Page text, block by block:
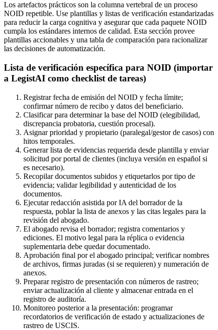
Los artefactos prácticos son la columna vertebral de un proceso
NOID repetible. Use plantillas y listas de verificación estandarizadas
para reducir la carga cognitiva y asegurar que cada paquete NOID
cumpla los estándares internos de calidad. Esta sección provee
plantillas accionables y una tabla de comparación para racionalizar
las decisiones de automatización.
Lista de verificación específica para NOID (importar
a LegistAI como checklist de tareas)
Registrar fecha de emisión del NOID y fecha límite;
confirmar número de recibo y datos del beneficiario.
Clasificar para determinar la base del NOID (elegibilidad,
discrepancia probatoria, cuestión procesal).
Asignar prioridad y propietario (paralegal/gestor de casos) con
hitos temporales.
Generar lista de evidencias requerida desde plantilla y enviar
solicitud por portal de clientes (incluya versión en español si
es necesario).
Recopilar documentos subidos y etiquetarlos por tipo de
evidencia; validar legibilidad y autenticidad de los
documentos.
Ejecutar redacción asistida por IA del borrador de la
respuesta, poblar la lista de anexos y las citas legales para la
revisión del abogado.
El abogado revisa el borrador; registra comentarios y
ediciones. El motivo legal para la réplica o evidencia
suplementaria debe quedar documentado.
Aprobación final por el abogado principal; verificar nombres
de archivos, firmas juradas (si se requieren) y numeración de
anexos.
Preparar registro de presentación con números de rastreo;
enviar actualización al cliente y almacenar entrada en el
registro de auditoría.
Monitoreo posterior a la presentación: programar
recordatorios de verificación de estado y actualizaciones de
rastreo de USCIS.